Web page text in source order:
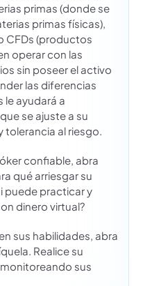
primas (donde se
primas físicas),
CFDs (productos
operar con las
sin poseer el activo
las diferencias
ayudará a
se ajuste a su
al riesgo.
confiable, abra
qué arriesgar su
puede practicar y
dinero virtual?
sus habilidades, abra
Realice su
sus